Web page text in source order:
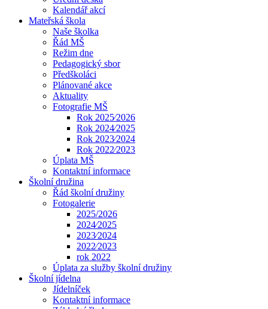
Kalendář akcí
Mateřská škola
Naše školka
Řád MŠ
Režim dne
Pedagogický sbor
Předškoláci
Plánované akce
Aktuality
Fotografie MŠ
Rok 2025⁄2026
Rok 2024⁄2025
Rok 2023⁄2024
Rok 2022⁄2023
Úplata MŠ
Kontaktní informace
Školní družina
Řád školní družiny
Fotogalerie
2025/2026
2024⁄2025
2023⁄2024
2022⁄2023
rok 2022
Úplata za služby školní družiny
Školní jídelna
Jídelníček
Kontaktní informace